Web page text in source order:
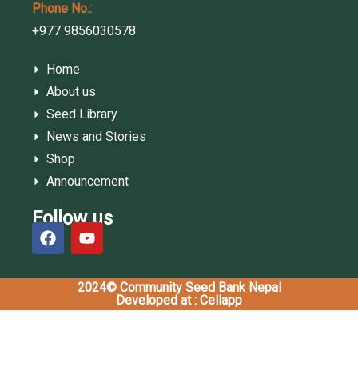
Phone No.:
+977 9856030578
Home
About us
Seed Library
News and Stories
Shop
Announcement
Follow us
2024© Community Seed Bank Nepal
Developed at : Cellapp